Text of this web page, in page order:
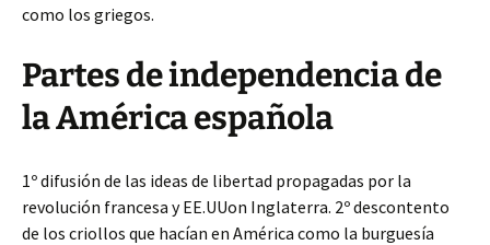
como los griegos.
Partes de independencia de
la América española
1º difusión de las ideas de libertad propagadas por la
revolución francesa y EE.UUon Inglaterra. 2º descontento
de los criollos que hacían en América como la burguesía